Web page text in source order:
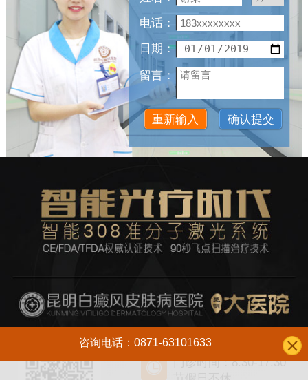
电话：
日期：
留言：
门诊时间：8:30-17:30
咨询电话：0871-63101633